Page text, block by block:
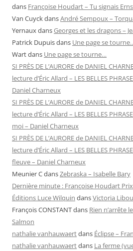
dans Françoise Houdart – Tu signais
Van CuyckdansAndré Sempoux –
YernauxdansGeorges et les dragons –
Patrick Dupuisdans Une page se
Wartdans Une page se tourne…
SI PRÈS DE L’AURORE de DANIEL
lecture d’Éric Allard – LES BELLES
Daniel Charneux
SI PRÈS DE L’AURORE de DANIEL
lecture d’Éric Allard – LES BELLES
moi – Daniel Charneux
SI PRÈS DE L’AURORE de DANIEL
lecture d’Éric Allard – LES BELLES
fleuve – Daniel Charneux
Meunier CdansZebraska – Isabelle Bary
Dernière minute : Françoise Houdart
Éditions Luce Wilquin dansVictoria
François CONSTANTdans Rien n’arrête
Salmon
nathalie vanhauwaertdans Éclipse –
nathalie vanhauwaertdans La ferme